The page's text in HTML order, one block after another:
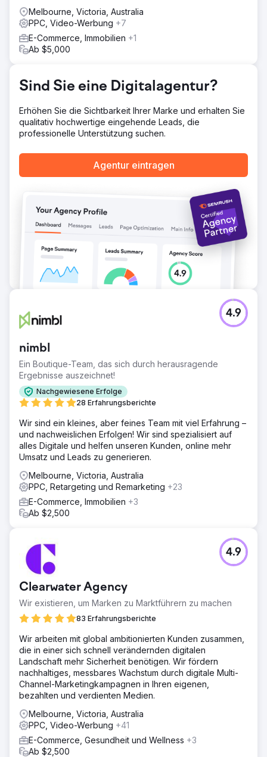
entwickelten direkt eine extrem effektive Landingpage,
die einfach unwiderstehlich war. Innerhalb von zwei
Wochen war sie online, und ab dem Zeitpunkt der
Anzeigenschaltung erhielten wir alle zwei Tage einen
neuen Lead.
„Wir müssen die Anzeigen vorerst pausieren, wir haben
zu viele Anfragen zu bearbeiten.“ Die beste schlechte
arbeiten in dieser Zeit weiter an ihrer SEO, sodass wir ihr
tägliches Budget senken können, sobald sie wieder
online gehen wollen.
Zur Agenturseite
Melbourne, Victoria, Australia
PPC, Video-Werbung +7
E-Commerce, Immobilien +1
Ab $5,000
Sind Sie eine Digitalagentur?
Erhöhen Sie die Sichtbarkeit Ihrer Marke und erhalten Sie
qualitativ hochwertige eingehende Leads, die
professionelle Unterstützung suchen.
Agentur eintragen
nimbl
Ein Boutique-Team, das sich durch herausragende
Ergebnisse auszeichnet!
Nachgewiesene Erfolge
28 Erfahrungsberichte
4.9
Wir sind ein kleines, aber feines Team mit viel Erfahrung –
und nachweislichen Erfolgen! Wir sind spezialisiert auf
alles Digitale und helfen unseren Kunden, online mehr
Umsatz und Leads zu generieren.
Melbourne, Victoria, Australia
PPC, Retargeting und Remarketing +23
E-Commerce, Immobilien +3
Ab $2,500
Clearwater Agency
Wir existieren, um Marken zu Marktführern zu machen
83 Erfahrungsberichte
4.9
Wir arbeiten mit global ambitionierten Kunden zusammen,
die in einer sich schnell verändernden digitalen
Landschaft mehr Sicherheit benötigen. Wir fördern
nachhaltiges, messbares Wachstum durch digitale Multi-
Channel-Marketingkampagnen in Ihren eigenen,
bezahlten und verdienten Medien.
Melbourne, Victoria, Australia
PPC, Video-Werbung +41
E-Commerce, Gesundheit und Wellness +3
Ab $2,500